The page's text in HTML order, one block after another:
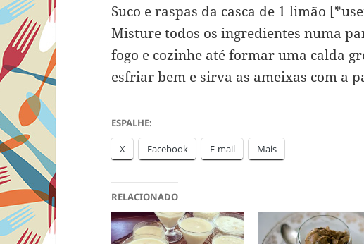
Suco e raspas da casca de 1 limão
Misture todos os ingredientes numa
fogo e cozinhe até formar uma calda
esfriar bem e sirva as ameixas com a
ESPALHE:
X Facebook E-mail Mais
RELACIONADO